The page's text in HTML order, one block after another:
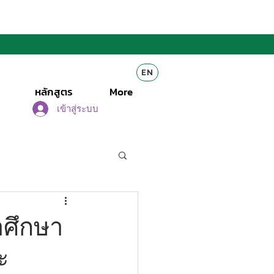
EN
หลักสูตร More
เข้าสู่ระบบ
กษา